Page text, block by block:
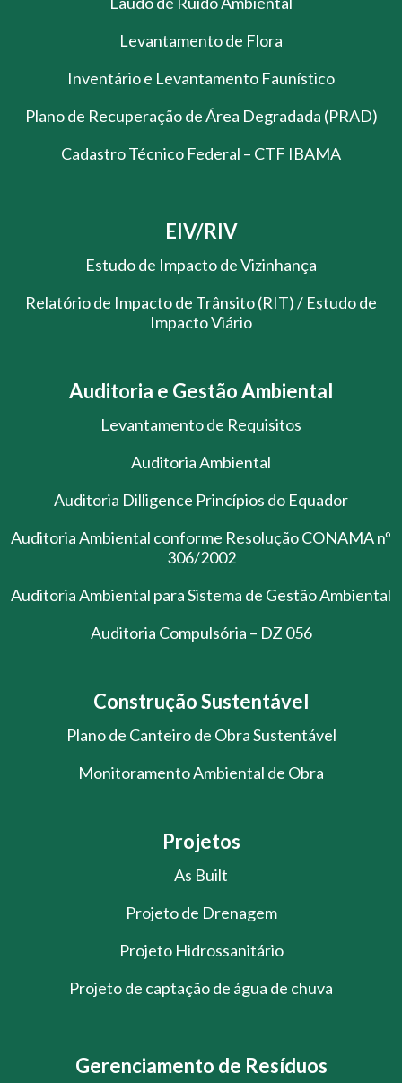
Levantamento de Flora
Inventário e Levantamento Faunístico
Plano de Recuperação de Área Degradada (PRAD)
Cadastro Técnico Federal – CTF IBAMA
EIV/RIV
Estudo de Impacto de Vizinhança
Relatório de Impacto de Trânsito (RIT) / Estudo de
Impacto Viário
Auditoria e Gestão Ambiental
Levantamento de Requisitos
Auditoria Ambiental
Auditoria Dilligence Princípios do Equador
Auditoria Ambiental conforme Resolução CONAMA nº
306/2002
Auditoria Ambiental para Sistema de Gestão Ambiental
Auditoria Compulsória – DZ 056
Construção Sustentável
Plano de Canteiro de Obra Sustentável
Monitoramento Ambiental de Obra
Projetos
As Built
Projeto de Drenagem
Projeto Hidrossanitário
Projeto de captação de água de chuva
Gerenciamento de Resíduos